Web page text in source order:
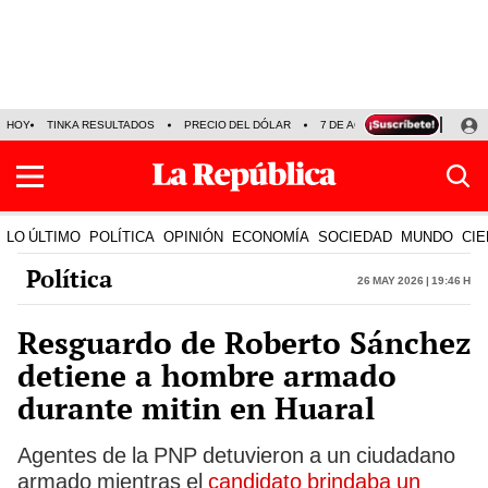
HOY TINKA RESULTADOS PRECIO DEL DÓLAR 7 DE AGOSTO OLLANTA
LO ÚLTIMO POLÍTICA OPINIÓN ECONOMÍA SOCIEDAD MUNDO
Política 26 May 2026 | 19:46 h
Resguardo de Roberto Sánchez
detiene a hombre armado
durante mitin en Huaral
Agentes de la PNP detuvieron a un ciudadano
armado mientras el candidato brindaba un